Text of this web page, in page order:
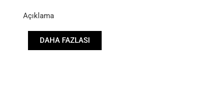
Açıklama
DAHA FAZLASI